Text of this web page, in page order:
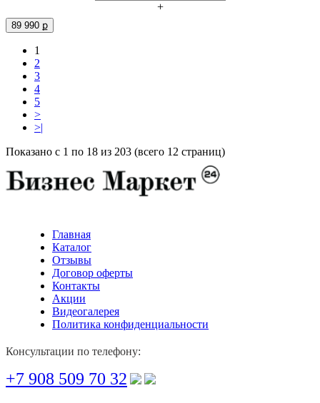
+
89 990 ք
1
2
3
4
5
>
>|
Показано с 1 по 18 из 203 (всего 12 страниц)
Главная
Каталог
Отзывы
Договор оферты
Контакты
Акции
Видеогалерея
Политика конфиденциальности
Консультации по телефону:
+7 908 509 70 32